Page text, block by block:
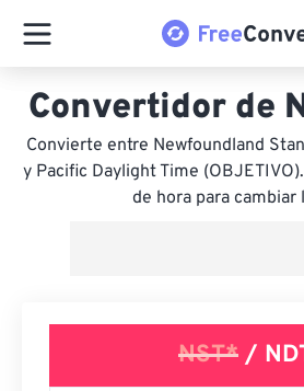
Convertidor de
Convierte entre Newfoundland
y Pacific Daylight Time
de hora para cambiar
NST*/